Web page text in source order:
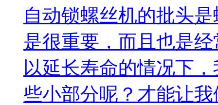
自动锁螺丝机的批头
是很重要，而且也是
以延长寿命的情况下
些小部分呢？才能让